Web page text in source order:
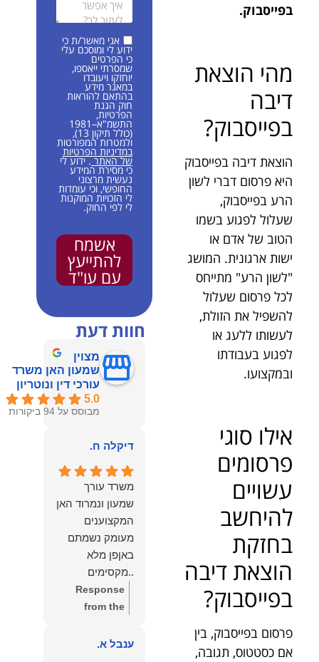
בפייסבוק.
מהי הוצאת
דיבה
בפייסבוק?
הוצאת דיבה בפייסבוק
היא פרסום דברי לשון
הרע בפייסבוק,
שעלול לפגוע בשמו
הטוב של אדם או
ישות ארגונית. המושג
"לשון הרע" מתייחס
לכל פרסום שעלול
להשפיל את הזולת,
לעשותו ללעג או
לפגוע בעבודתו
ובמקצועו.
אילו סוגי
פרסומים
עשויים
להיחשב
בחזקת
הוצאת דיבה
בפייסבוק?
פרסום בפייסבוק, בין
אם כסטטוס, תגובה,
אני מאשר/ת כי
ידוע לי ומוסכם עלי
כי הפרטים
שמסרתי ייאספו,
יוחזקו ויעובדו
במאגר מידע
בהתאם להוראות
חוק הגנת
הפרטיות,
התשמ"א–1981
(כולל תיקון 13),
ולמטרות המפורטות
במדיניות הפרטיות
של האתר. ידוע לי
כי מסירת המידע
נעשית מרצוני
החופשי, וכי עומדות
לי הזכויות המוקנות
לי לפי החוק.
אשמח
להתייעץ
עם עו"ד
חוות דעת
מצוין
שמעון האן משרד
עורכי דין ונוטריון
5.0
מבוסס על 94 ביקורות
דיקלה ח.
משרד עורך
שמעון ונמרוד האן
המקצוענים
מעומק נשמתם
באןפן מלא
..מקסימים
ונעימים אוזן
קשבת, ונונתנים
מלא ואמיתי..שפו
Response
from the
רבה על המילים
ענבל א.